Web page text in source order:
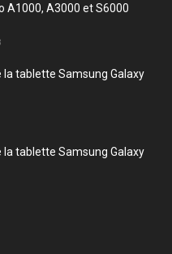
A1000, A3000 et S6000
tablette Samsung Galaxy
tablette Samsung Galaxy